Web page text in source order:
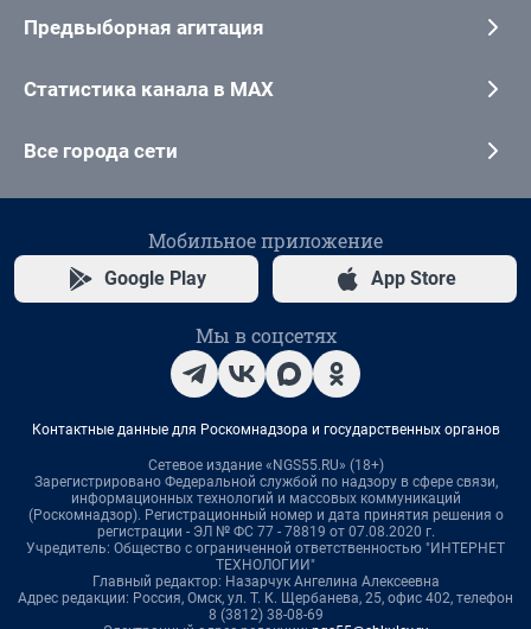
Предвыборная агитация
Статистика канала в MAX
Все города сети
Мобильное приложение
Google Play App Store
Мы в соцсетях
Контактные данные для Роскомнадзора и государственных органов
Сетевое издание «NGS55.RU» (18+)
Зарегистрировано Федеральной службой по надзору в сфере связи,
информационных технологий и массовых коммуникаций
(Роскомнадзор). Регистрационный номер и дата принятия решения о
регистрации - ЭЛ № ФС 77 - 78819 от 07.08.2020 г.
Учредитель: Общество с ограниченной ответственностью "ИНТЕРНЕТ
ТЕХНОЛОГИИ"
Главный редактор: Назарчук Ангелина Алексеевна
Адрес редакции: Россия, Омск, ул. Т. К. Щербанева, 25, офис 402, телефон
8 (3812) 38-08-69